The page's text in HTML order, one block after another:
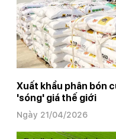
Xuất khẩu phân bón
'sóng' giá thế giới
Ngày 21/04/2026